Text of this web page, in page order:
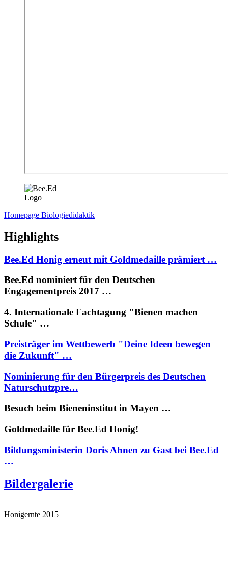
Homepage Biologiedidaktik
Highlights
Bee.Ed Honig erneut mit Goldmedaille prämiert …
Bee.Ed nominiert für den Deutschen
Engagementpreis 2017 …
4. Internationale Fachtagung "Bienen machen
Schule" …
Preisträger im Wettbewerb "Deine Ideen bewegen
die Zukunft" …
Nominierung für den Bürgerpreis des Deutschen
Naturschutzpre…
Besuch beim Bieneninstitut in Mayen …
Goldmedaille für Bee.Ed Honig!
Bildungsministerin Doris Ahnen zu Gast bei Bee.Ed
…
Bildergalerie
Honigernte 2015